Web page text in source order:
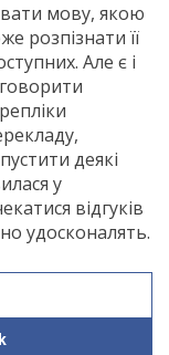
мову, якою
розпізнати її
Але є і
деякі
у
відгуків
удосконалять.